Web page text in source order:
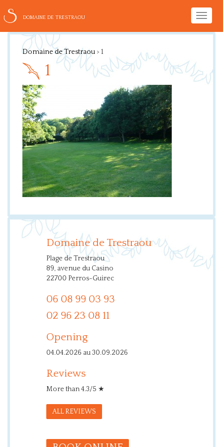
Toggle
DOMAINE DE TRESTRAOU
Domaine de Trestraou > 1
1
Domaine de Trestraou
Plage de Trestraou
89, avenue du Casino
22700 Perros-Guirec
06 08 99 03 93
02 96 23 08 11
Opening
04.04.2026 au 30.09.2026
Reviews
More than 4.3/5 ★
ALL REVIEWS